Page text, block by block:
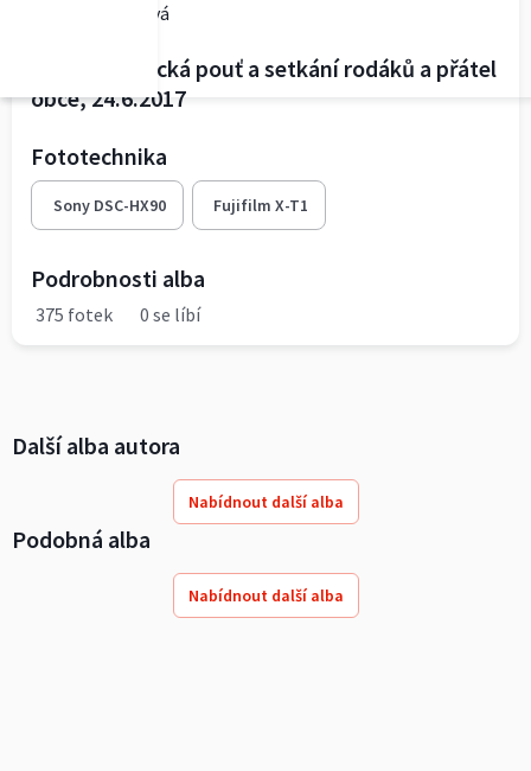
Jana Exnerová
3. Vyšehněvická pouť a setkání rodáků a přátel
obce, 24.6.2017
Fototechnika
Sony DSC-HX90 Fujifilm X-T1
Podrobnosti alba
375 fotek 0 se líbí
Další alba autora
Nabídnout další alba
Podobná alba
Nabídnout další alba